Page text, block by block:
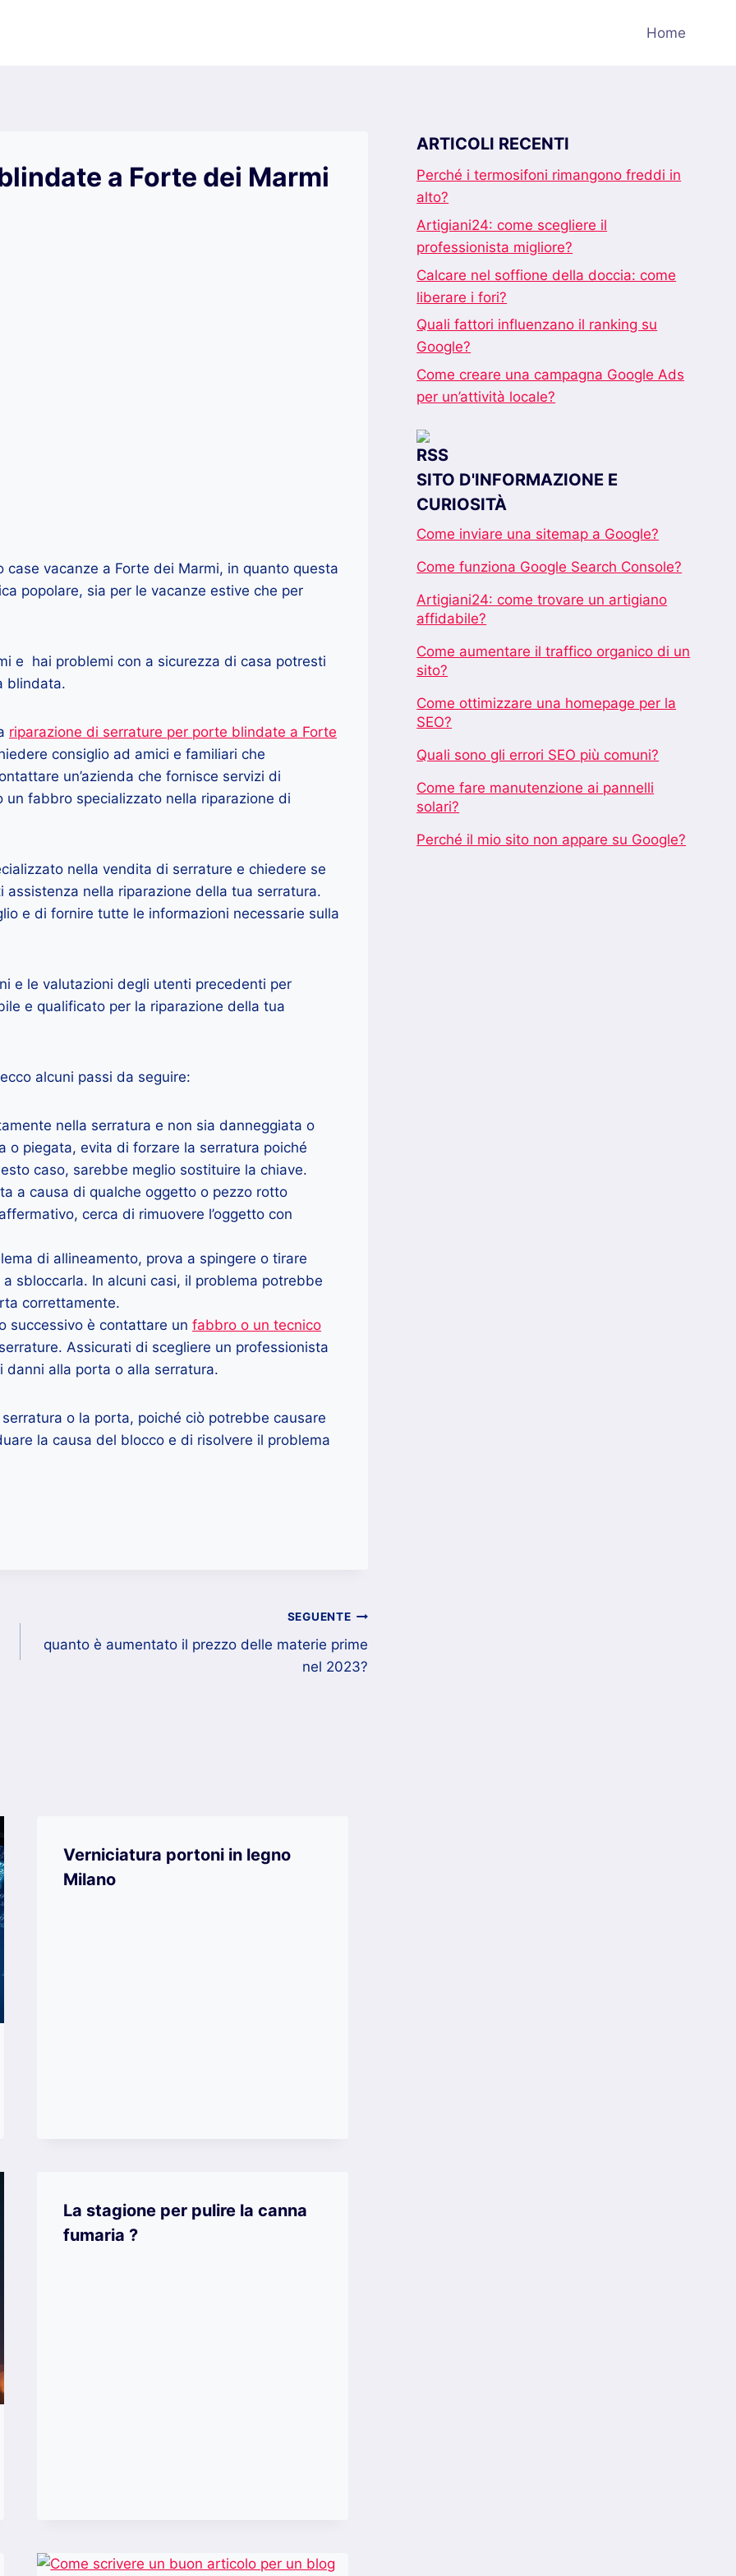
Home
a Forte dei Marmi
vacanze a Forte dei Marmi, in quanto questa
popolare, sia per le vacanze estive che per
e hai problemi con a sicurezza di casa potresti
blindata.
riparazione di serrature per porte blindate a Forte
consiglio ad amici e familiari che
un’azienda che fornisce servizi di
fabbro specializzato nella riparazione di
nella vendita di serrature e chiedere se
nella riparazione della tua serratura.
e di fornire tutte le informazioni necessarie sulla
e le valutazioni degli utenti precedenti per
e qualificato per la riparazione della tua
alcuni passi da seguire:
nella serratura e non sia danneggiata o
o piegata, evita di forzare la serratura poiché
caso, sarebbe meglio sostituire la chiave.
a causa di qualche oggetto o pezzo rotto
cerca di rimuovere l’oggetto con
di allineamento, prova a spingere o tirare
sbloccarla. In alcuni casi, il problema potrebbe
correttamente.
successivo è contattare un fabbro o un tecnico
Assicurati di scegliere un professionista
alla porta o alla serratura.
o la porta, poiché ciò potrebbe causare
la causa del blocco e di risolvere il problema
SEGUENTE
quanto è aumentato il prezzo delle materie prime
nel 2023?
Verniciatura portoni in legno
Milano
La stagione per pulire la canna
fumaria ?
ARTICOLI RECENTI
Perché i termosifoni rimangono freddi in
alto?
Artigiani24: come scegliere il
professionista migliore?
Calcare nel soffione della doccia: come
liberare i fori?
Quali fattori influenzano il ranking su
Google?
Come creare una campagna Google Ads
per un’attività locale?
SITO D'INFORMAZIONE E
CURIOSITÀ
Come inviare una sitemap a Google?
Come funziona Google Search Console?
Artigiani24: come trovare un artigiano
affidabile?
Come aumentare il traffico organico di un
sito?
Come ottimizzare una homepage per la
SEO?
Quali sono gli errori SEO più comuni?
Come fare manutenzione ai pannelli
solari?
Perché il mio sito non appare su Google?